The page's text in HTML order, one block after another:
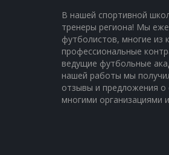
В нашей спортивной
тренеры региона! Мы
футболистов, многие из
профессиональные
ведущие футбольные
нашей работы мы
отзывы и предложения о
многими организациями